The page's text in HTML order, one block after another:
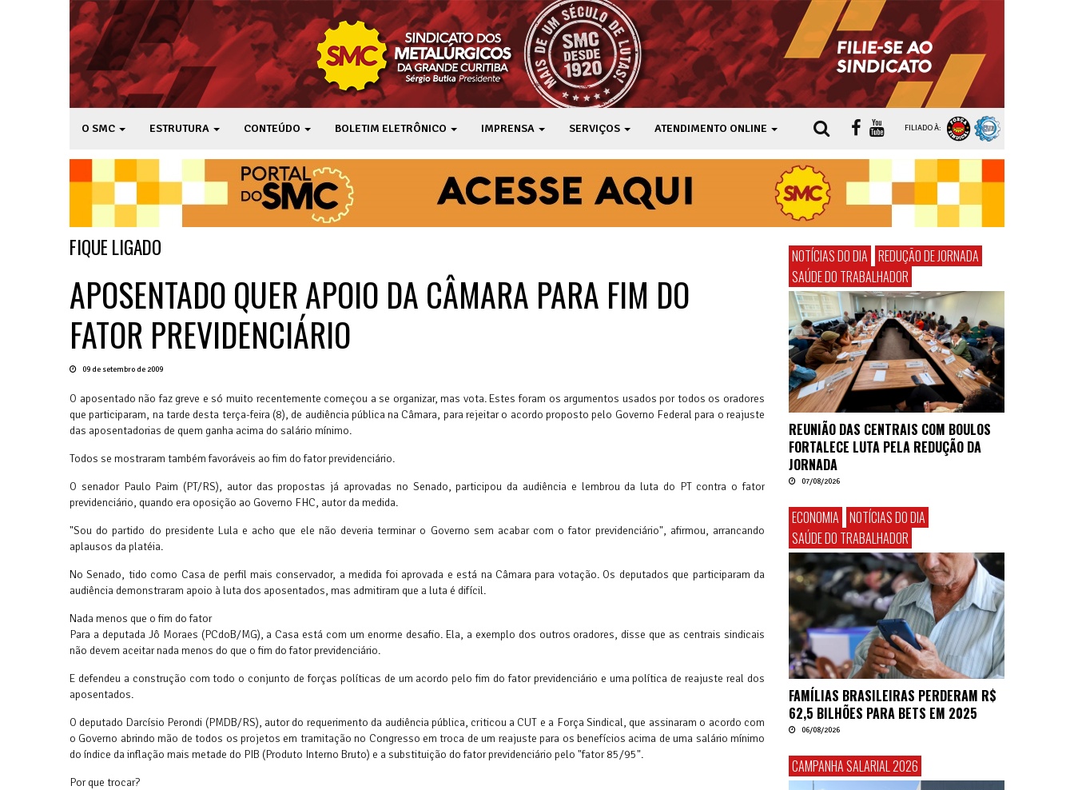
O SMC ESTRUTURA CONTEÚDO BOLETIM ELETRÔNICO IMPRENSA SERVIÇOS ATENDIMENTO ONLINE FILIADO À:
FIQUE LIGADO
APOSENTADO QUER APOIO DA CÂMARA PARA FIM DO
FATOR PREVIDENCIÁRIO
09 de setembro de 2009
O aposentado não faz greve e só muito recentemente começou a se organizar, mas vota. Estes foram os argumentos usados por todos os oradores
que participaram, na tarde desta terça-feira (8), de audiência pública na Câmara, para rejeitar o acordo proposto pelo Governo Federal para o reajuste
das aposentadorias de quem ganha acima do salário mínimo.
Todos se mostraram também favoráveis ao fim do fator previdenciário.
O senador Paulo Paim (PT/RS), autor das propostas já aprovadas no Senado, participou da audiência e lembrou da luta do PT contra o fator
previdenciário, quando era oposição ao Governo FHC, autor da medida.
"Sou do partido do presidente Lula e acho que ele não deveria terminar o Governo sem acabar com o fator previdenciário", afirmou, arrancando
aplausos da platéia.
No Senado, tido como Casa de perfil mais conservador, a medida foi aprovada e está na Câmara para votação. Os deputados que participaram da
audiência demonstraram apoio à luta dos aposentados, mas admitiram que a luta é difícil.
Nada menos que o fim do fator
Para a deputada Jô Moraes (PCdoB/MG), a Casa está com um enorme desafio. Ela, a exemplo dos outros oradores, disse que as centrais sindicais
não devem aceitar nada menos do que o fim do fator previdenciário.
E defendeu a construção com todo o conjunto de forças políticas de um acordo pelo fim do fator previdenciário e uma política de reajuste real dos
aposentados.
O deputado Darcísio Perondi (PMDB/RS), autor do requerimento da audiência pública, criticou a CUT e a Força Sindical, que assinaram o acordo com
o Governo abrindo mão de todos os projetos em tramitação no Congresso em troca de um reajuste para os benefícios acima de uma salário mínimo
do índice da inflação mais metade do PIB (Produto Interno Bruto) e a substituição do fator previdenciário pelo "fator 85/95".
Por que trocar?
NOTÍCIAS DO DIA REDUÇÃO DE JORNADA
SAÚDE DO TRABALHADOR
REUNIÃO DAS CENTRAIS COM BOULOS
FORTALECE LUTA PELA REDUÇÃO DA
JORNADA
07/08/2026
ECONOMIA NOTÍCIAS DO DIA
SAÚDE DO TRABALHADOR
FAMÍLIAS BRASILEIRAS PERDERAM R$
62,5 BILHÕES PARA BETS EM 2025
06/08/2026
CAMPANHA SALARIAL 2026